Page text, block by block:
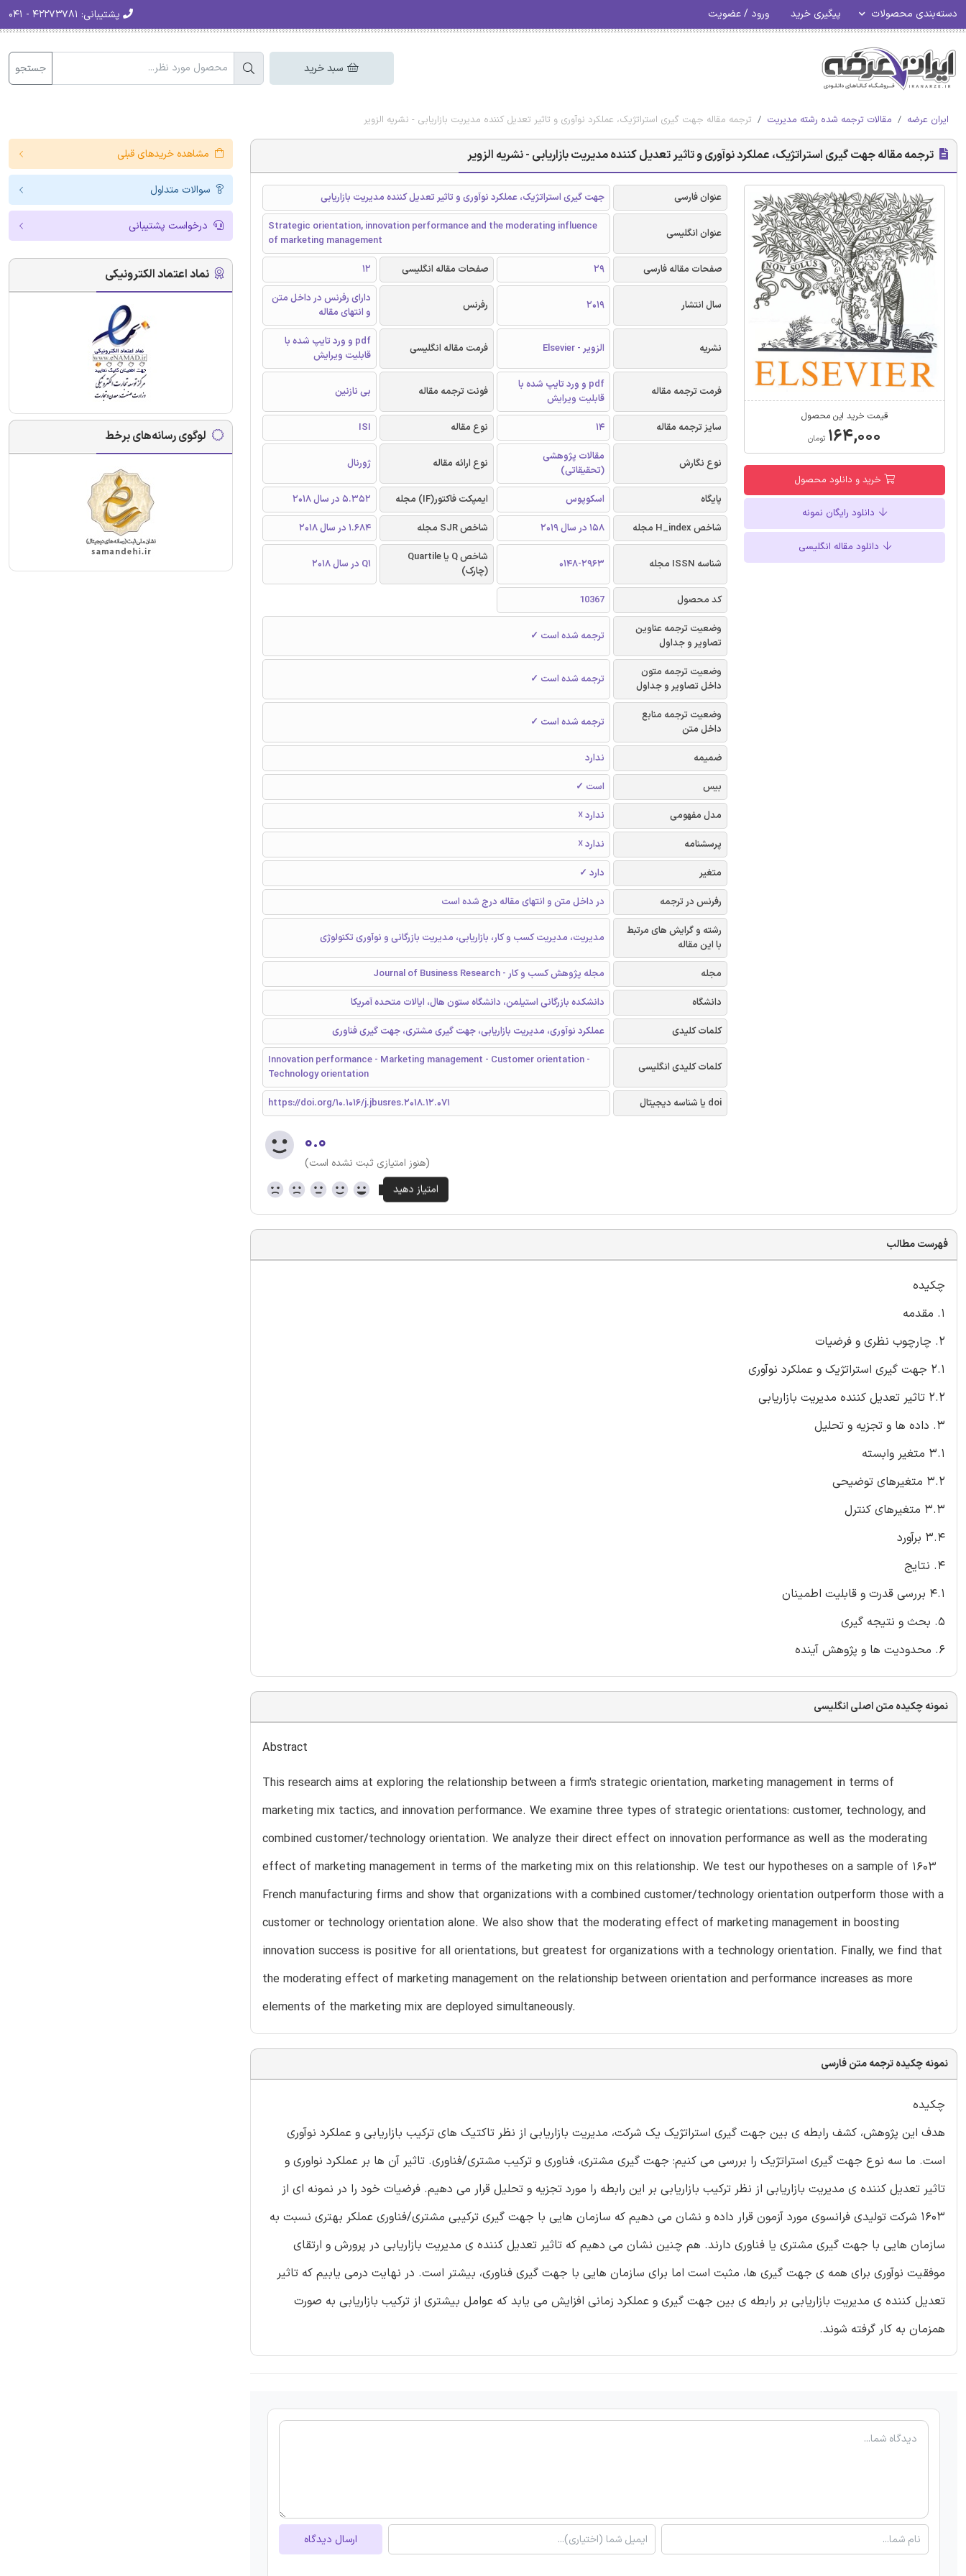
دسته‌بندی محصولات پیگیری خرید ورود / عضویت پشتیبانی:
سبد خرید جستجو
ایران عرضه مقالات ترجمه شده رشته مدیریت ترجمه مقاله جهت گیری استراتژیک، عملکرد نوآوری و تاثیر تعدیل کننده مدیریت بازاریابی - نشریه الزویر
ترجمه مقاله جهت گیری استراتژیک، عملکرد نوآوری و تاثیر تعدیل کننده مدیریت بازاریابی - نشریه الزویر
قیمت خرید این محصول
۱۶۴,۰۰۰ تومان
خرید و دانلود محصول
دانلود رایگان نمونه
دانلود مقاله انگلیسی
عنوان فارسی جهت گیری استراتژیک، عملکرد نوآوری و تاثیر تعدیل کننده مدیریت بازاریابی
عنوان انگلیسی
Strategic orientation, innovation performance and the moderating influence
of marketing management
صفحات مقاله فارسی
29 صفحات مقاله انگلیسی 12
سال انتشار 2019 رفرنس
دارای رفرنس در داخل متن
و انتهای مقاله
نشریه الزویر - Elsevier فرمت مقاله انگلیسی
pdf و ورد تایپ شده با
قابلیت ویرایش
فرمت ترجمه مقاله
pdf و ورد تایپ شده با
قابلیت ویرایش
فونت ترجمه مقاله بی نازنین
سایز ترجمه مقاله 14 نوع مقاله ISI
نوع نگارش
مقالات پژوهشی
(تحقیقاتی)
نوع ارائه مقاله ژورنال
پایگاه اسکوپوس ایمپکت فاکتور(IF) مجله
5.352 در سال 2018
شاخص H_index مجله
158 در سال 2019 شاخص SJR مجله 1.684 در سال 2018
شناسه ISSN مجله 0148-2963
شاخص Q یا Quartile
(چارک)
Q1 در سال 2018
کد محصول
10367
وضعیت ترجمه عناوین
تصاویر و جداول
ترجمه شده است ✓
وضعیت ترجمه متون
داخل تصاویر و جداول
ترجمه شده است ✓
وضعیت ترجمه منابع
داخل متن
ترجمه شده است ✓
ضمیمه
ندارد
بیس
است ✓
مدل مفهومی
ندارد ☓
پرسشنامه
ندارد ☓
متغیر
دارد ✓
رفرنس در ترجمه
در داخل متن و انتهای مقاله درج شده است
رشته و گرایش های مرتبط
با این مقاله
مدیریت، مدیریت کسب و کار، بازاریابی، مدیریت بازرگانی و نوآوری تکنولوژی
مجله
مجله پژوهش کسب و کار - Journal of Business Research
دانشگاه
دانشکده بازرگانی استیلمن، دانشگاه ستون هال، ایالات متحده آمریکا
کلمات کلیدی
عملکرد نوآوری، مدیریت بازاریابی، جهت گیری مشتری، جهت گیری فناوری
کلمات کلیدی انگلیسی
Innovation performance - Marketing management - Customer orientation -
Technology orientation
doi یا شناسه دیجیتال
https://doi.org/10.1016/j.jbusres.2018.12.071
۰.۰
(هنوز امتیازی ثبت نشده است)
فهرست مطالب
چکیده
1. مقدمه
2. چارچوب نظری و فرضیات
2.1 جهت گیری استراتژیک و عملکرد نوآوری
2.2 تاثیر تعدیل کننده مدیریت بازاریابی
3. داده ها و تجزیه و تحلیل
3.1 متغیر وابسته
3.2 متغیرهای توضیحی
3.3 متغیرهای کنترل
3.4 برآورد
4. نتایج
4.1 بررسی قدرت و قابلیت اطمینان
5. بحث و نتیجه گیری
6. محدودیت ها و پژوهش آینده
نمونه چکیده متن اصلی انگلیسی
Abstract
This research aims at exploring the relationship between a firm's strategic orientation, marketing management in terms of
marketing mix tactics, and innovation performance. We examine three types of strategic orientations: customer, technology, and
combined customer/technology orientation. We analyze their direct effect on innovation performance as well as the moderating
effect of marketing management in terms of the marketing mix on this relationship. We test our hypotheses on a sample of 1603
French manufacturing firms and show that organizations with a combined customer/technology orientation outperform those with a
customer or technology orientation alone. We also show that the moderating effect of marketing management in boosting
innovation success is positive for all orientations, but greatest for organizations with a technology orientation. Finally, we find that
the moderating effect of marketing management on the relationship between orientation and performance increases as more
elements of the marketing mix are deployed simultaneously.
نمونه چکیده ترجمه متن فارسی
چکیده
هدف این پژوهش، کشف رابطه ی بین جهت گیری استراتژیک یک شرکت، مدیریت بازاریابی از نظر تاکتیک های ترکیب بازاریابی و عملکرد نوآوری
است. ما سه نوع جهت گیری استراتژیک را بررسی می کنیم: جهت گیری مشتری، فناوری و ترکیب مشتری/فناوری. تاثیر آن ها بر عملکرد نواوری و
تاثیر تعدیل کننده ی مدیریت بازاریابی از نظر ترکیب بازاریابی بر این رابطه را مورد تجزیه و تحلیل قرار می دهیم. فرضیات خود را در نمونه ای از
1603 شرکت تولیدی فرانسوی مورد آزمون قرار داده و نشان می دهیم که سازمان هایی با جهت گیری ترکیبی مشتری/فناوری عملکر بهتری نسبت به
سازمان هایی با جهت گیری مشتری یا فناوری دارند. هم چنین نشان می دهیم که تاثیر تعدیل کننده ی مدیریت بازاریابی در پرورش و ارتقای
موفقیت نوآوری برای همه ی جهت گیری ها، مثبت است اما برای سازمان هایی با جهت گیری فناوری، بیشتر است. در نهایت درمی یابیم که تاثیر
تعدیل کننده ی مدیریت بازاریابی بر رابطه ی بین جهت گیری و عملکرد زمانی افزایش می یابد که عوامل بیشتری از ترکیب بازاریابی به صورت
همزمان به کار گرفته شوند.
ارسال دیدگاه
مشاهده خریدهای قبلی
سوالات متداول
درخواست پشتیبانی
نماد اعتماد الکترونیکی
لوگوی رسانه‌های برخط